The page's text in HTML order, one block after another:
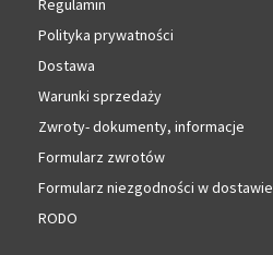
Polityka prywatności
Dostawa
Warunki sprzedaży
Zwroty- dokumenty, informacje
Formularz zwrotów
Formularz niezgodności w dostawie
RODO